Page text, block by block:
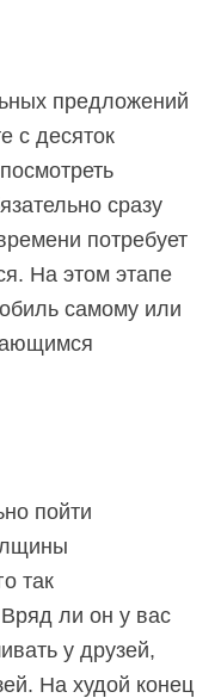
предложений
с десяток
сразу
потребует
На этом этапе
самому или
пойти
так
ли он у вас
у друзей,
На худой конец